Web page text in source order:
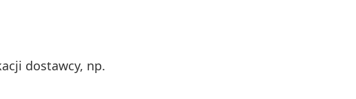
dostawcy, np.